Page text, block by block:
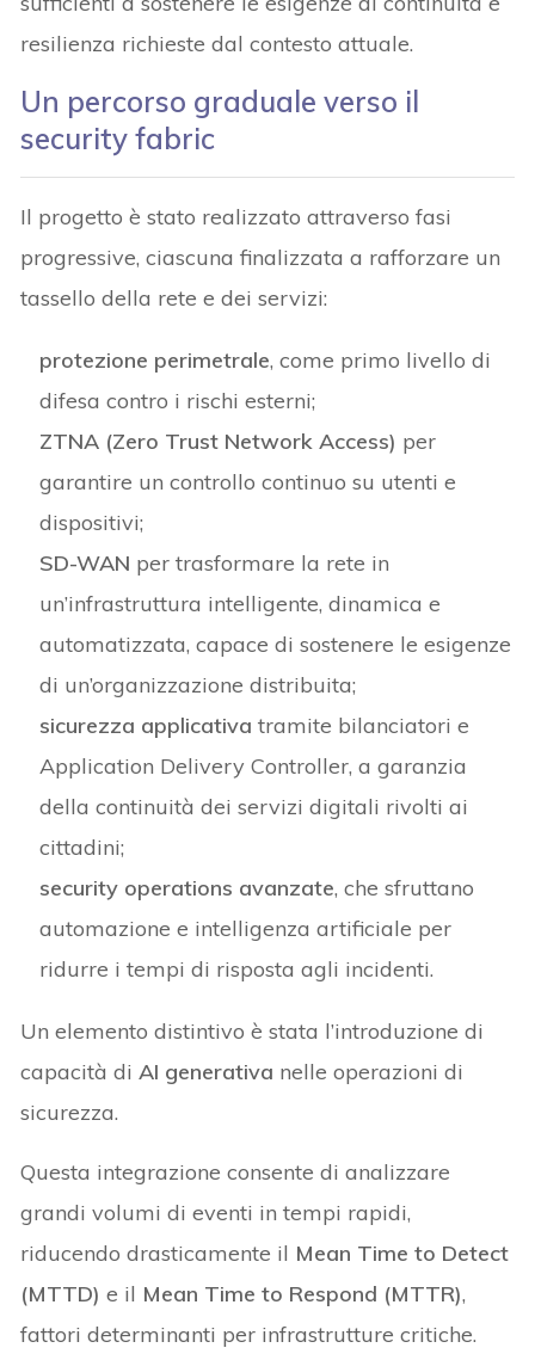
resilienza richieste dal contesto attuale.
Un percorso graduale verso il
security fabric
Il progetto è stato realizzato attraverso fasi
progressive, ciascuna finalizzata a rafforzare un
tassello della rete e dei servizi:
protezione perimetrale, come primo livello di
difesa contro i rischi esterni;
ZTNA (Zero Trust Network Access) per
garantire un controllo continuo su utenti e
dispositivi;
SD-WAN per trasformare la rete in
un’infrastruttura intelligente, dinamica e
automatizzata, capace di sostenere le esigenze
di un’organizzazione distribuita;
sicurezza applicativa tramite bilanciatori e
Application Delivery Controller, a garanzia
della continuità dei servizi digitali rivolti ai
cittadini;
security operations avanzate, che sfruttano
automazione e intelligenza artificiale per
ridurre i tempi di risposta agli incidenti.
Un elemento distintivo è stata l’introduzione di
capacità diAI generativa nelle operazioni di
sicurezza.
Questa integrazione consente di analizzare
grandi volumi di eventi in tempi rapidi,
riducendo drasticamente il Mean Time to Detect
(MTTD) e il Mean Time to Respond (MTTR),
fattori determinanti per infrastrutture critiche.